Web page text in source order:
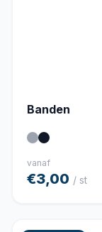
Banden
vanaf
€3,00 / st